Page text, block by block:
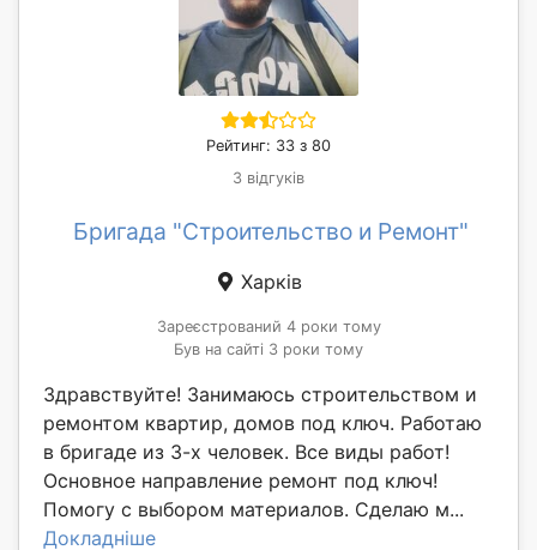
Рейтинг: 33 з 80
3 відгуків
Бригада "Строительство и Ремонт"
Харків
Зареєстрований 4 роки тому
Був на сайті 3 роки тому
Здравствуйте! Занимаюсь строительством и
ремонтом квартир, домов под ключ. Работаю
в бригаде из 3-х человек. Все виды работ!
Основное направление ремонт под ключ!
Помогу с выбором материалов. Сделаю м...
Докладніше